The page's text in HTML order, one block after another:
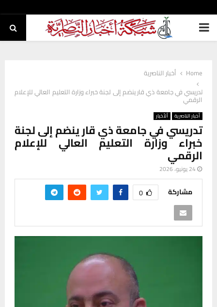
PRIMARY
Home
أخبار الناصرية
تدريسي في جامعة ذي قار ينضم إلى لجنة خبراء وزارة التعليم العالي للإعلام
الرقمي
أخبار الناصرية ألأخبار
تدريسي في جامعة ذي قار ينضم إلى لجنة
خبراء وزارة التعليم العالي للإعلام
الرقمي
24 يونيو، 2026
مشاركة 0